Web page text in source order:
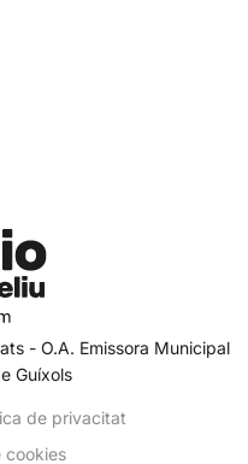
- O.A. Emissora Municipal
Guíxols
de privacitat
cookies